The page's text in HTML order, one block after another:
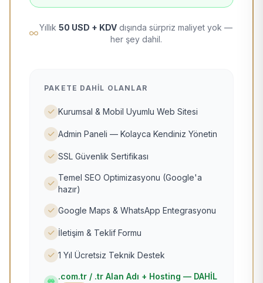
Yıllık 50 USD + KDV dışında sürpriz maliyet yok —
her şey dahil.
PAKETE DAHIL OLANLAR
Kurumsal & Mobil Uyumlu Web Sitesi
Admin Paneli — Kolayca Kendiniz Yönetin
SSL Güvenlik Sertifikası
Temel SEO Optimizasyonu (Google'a
hazır)
Google Maps & WhatsApp Entegrasyonu
İletişim & Teklif Formu
1 Yıl Ücretsiz Teknik Destek
.com.tr / .tr Alan Adı + Hosting — DAHİL